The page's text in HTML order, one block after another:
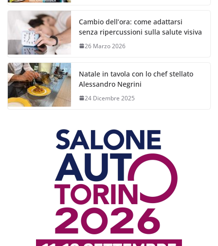
Cambio dell’ora: come adattarsi
senza ripercussioni sulla salute visiva
26 Marzo 2026
Natale in tavola con lo chef stellato
Alessandro Negrini
24 Dicembre 2025